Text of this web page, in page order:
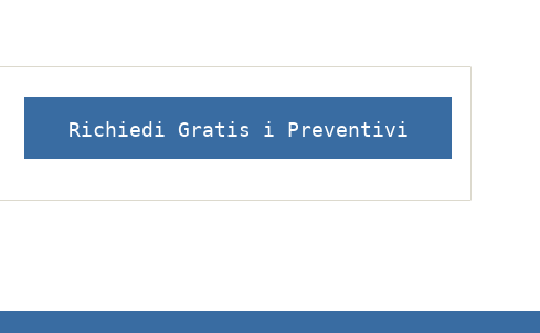
Richiedi Gratis i Preventivi